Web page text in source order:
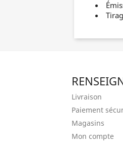
Livraison
Paiement
Magasins
Mon compte